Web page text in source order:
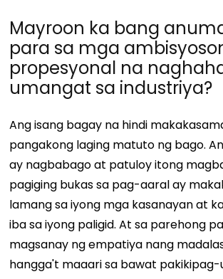
Mayroon ka bang
para sa mga
propesyonal na
umangat sa industriya?
Ang isang bagay na hindi
pangakong laging matuto ng bago.
ay nagbabago at patuloy itong
pagiging bukas sa pag-aaral ay
lamang sa iyong mga kasanayan at
iba sa iyong paligid. At sa parehong
magsanay ng empatiya nang
hangga't maaari sa bawat pakikipag-